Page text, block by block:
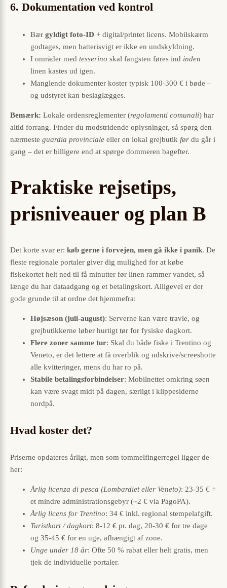
6. Dokumentation ved kontrol
Bær gyldigt foto-ID + digital/printet licens. Mobilskærm
godtages, men batterisvigt er ikke en undskyldning.
I områder med tesserino skal fangsten føres ind inden
linen kastes ud igen.
Manglende dokumenter koster typisk 100-300 € i bøde –
og udstyret kan beslaglægges.
Bemærk: Lokale ordensreglementer (regolamenti comunali) har
altid forrang. Finder du modstridende oplysninger, så spørg den
nærmeste guardia provinciale eller en lokal grejbutik før du går i
gang – det er billigere end at spørge dommeren bagefter.
Praktiske rejsetips,
prisniveauer og plan B
Det korte svar er: køb gerne i forvejen, men gå ikke i panik. De
fleste regionale portaler giver dig mulighed for at købe
fiskekortet helt ned til få minutter før linen rammer vandet, så
længe du har dataadgang og et betalingskort. Alligevel er der
gode grunde til at ordne det hjemmefra:
Højsæson (juli-august): Serverne kan være travle, og
grejbutikkerne løber hurtigt tør for fysiske dagkort.
Flere zoner samme tur: Skal du både fiske i Trentino og
Veneto, er det lettere at få overblik og udskrive/scree­shotte
alle kvitteringer, mens du har ro på.
Stabile betalingsforbindelser: Mobilnettet omkring søen
kan være svagt midt på dagen, særligt i klippesiderne
nordpå.
Hvad koster det?
Priserne opdateres årligt, men som tommelfingerregel ligger de
her:
Årlig licenza di pesca (Lombardiet eller Veneto): 23-35 € +
et mindre administrationsgebyr (~2 € via PagoPA).
Årlig licens for Trentino: 34 € inkl. regional stempelafgift.
Turistkort / dagkort: 8-12 € pr. dag, 20-30 € for tre dage
og 35-45 € for en uge, afhængigt af zone.
Unge under 18 år: Ofte 50 % rabat eller helt gratis, men
tjek de individuelle portaler.